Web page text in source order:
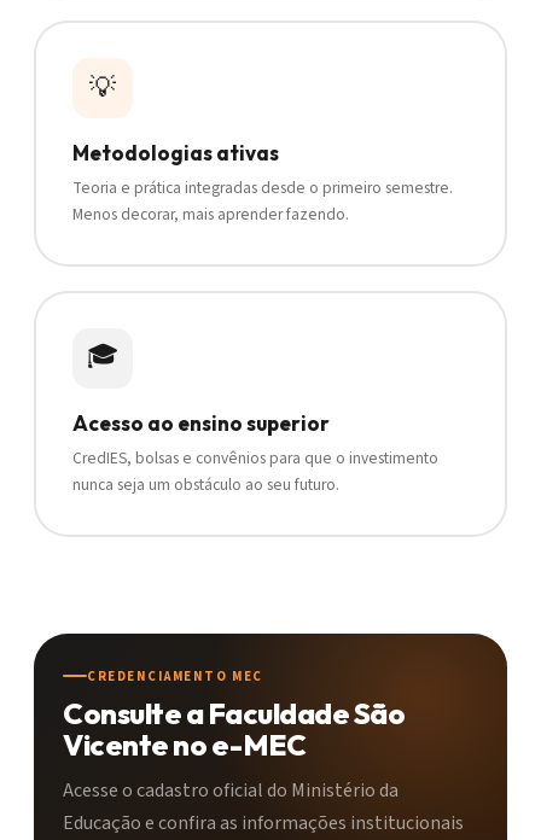
💡
Metodologias ativas
Teoria e prática integradas desde o primeiro semestre.
Menos decorar, mais aprender fazendo.
🎓
Acesso ao ensino superior
CredIES, bolsas e convênios para que o investimento
nunca seja um obstáculo ao seu futuro.
CREDENCIAMENTO MEC
Consulte a Faculdade São
Vicente no e-MEC
Acesse o cadastro oficial do Ministério da
Educação e confira as informações institucionais